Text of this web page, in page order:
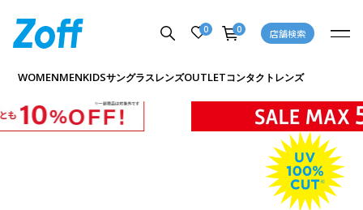
0 0 店舗検索
WOMENMENKIDSサングラスレンズOUTLETコンタクトレンズ
商品詳細ページへ